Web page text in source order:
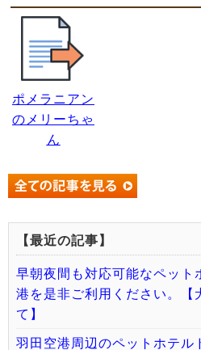
ポメラニアン
のメリーちゃ
ん
【最近の記事】
早朝夜間も対応可能なペット
港を是非ご利用ください。【
て】
羽田空港周辺のペットホテル